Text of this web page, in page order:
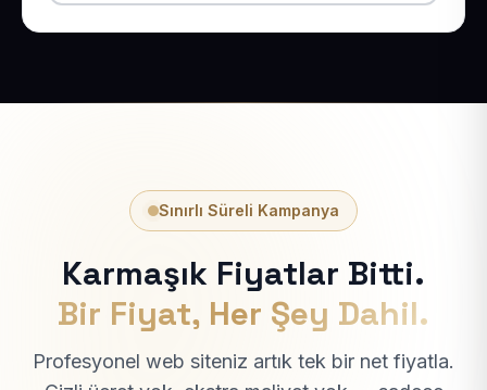
Sınırlı Süreli Kampanya
Karmaşık Fiyatlar Bitti.
Bir Fiyat, Her Şey Dahil.
Profesyonel web siteniz artık tek bir net fiyatla.